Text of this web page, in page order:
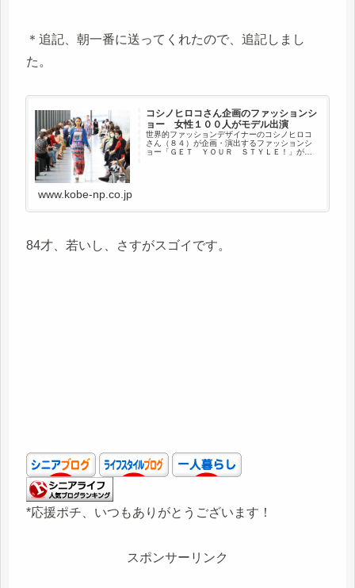
＊追記、朝一番に送ってくれたので、追記しまし
た。
コシノヒロコさん企画のファッションシ
ョー 女性１００人がモデル出演
世界的ファッションデザイナーのコシノヒロコ
さん（８４）が企画・演出するファッションシ
ョー「ＧＥＴ ＹＯＵＲ ＳＴＹＬＥ！」が５
www.kobe-np.co.jp
84才、若いし、さすがスゴイです。
*応援ポチ、いつもありがとうございます！
スポンサーリンク